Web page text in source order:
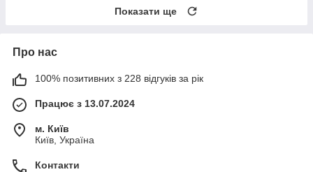
Показати ще
Про нас
100% позитивних з 228 відгуків за рік
Працює з 13.07.2024
м. Київ
Київ, Україна
Контакти